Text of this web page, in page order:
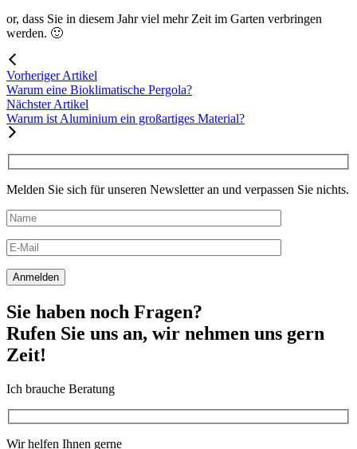
or, dass Sie in diesem Jahr viel mehr Zeit im Garten verbringen
werden. 🙂
Vorheriger Artikel
Warum eine Bioklimatische Pergola?
Nächster Artikel
Warum ist Aluminium ein großartiges Material?
Melden Sie sich für unseren Newsletter an und verpassen Sie nichts.
Sie haben noch Fragen?
Rufen Sie uns an, wir nehmen uns gern
Zeit!
Ich brauche Beratung
Wir helfen Ihnen gerne